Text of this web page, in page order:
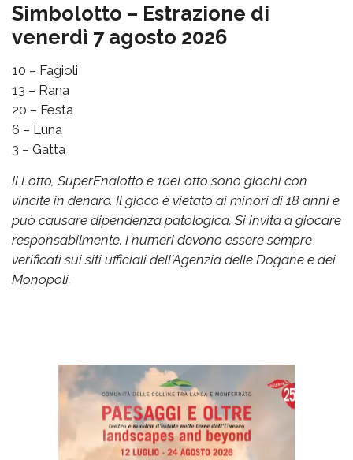
Simbolotto – Estrazione di
venerdì 7 agosto 2026
10 – Fagioli
13 – Rana
20 – Festa
6 – Luna
3 – Gatta
Il Lotto, SuperEnalotto e 10eLotto sono giochi con
vincite in denaro. Il gioco è vietato ai minori di 18 anni e
può causare dipendenza patologica. Si invita a giocare
responsabilmente. I numeri devono essere sempre
verificati sui siti ufficiali dell'Agenzia delle Dogane e dei
Monopoli.